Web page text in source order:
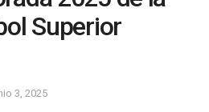
Superior
3, 2025